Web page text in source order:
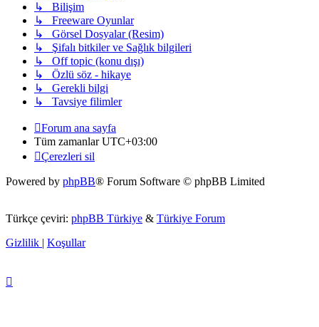
↳ Bilişim
↳ Freeware Oyunlar
↳ Görsel Dosyalar (Resim)
↳ Şifalı bitkiler ve Sağlık bilgileri
↳ Off topic (konu dışı)
↳ Özlü söz - hikaye
↳ Gerekli bilgi
↳ Tavsiye filimler
Forum ana sayfa
Tüm zamanlarUTC+03:00
Çerezleri sil
Powered by phpBB® Forum Software © phpBB Limited
Türkçe çeviri: phpBB Türkiye & Türkiye Forum
Gizlilik | Koşullar